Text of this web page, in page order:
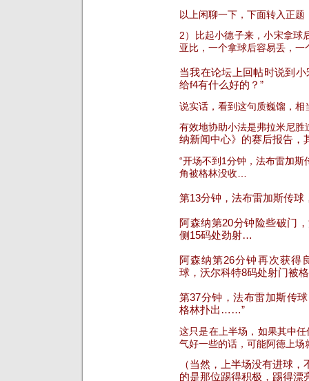
以上闲聊一下，下面转入正
2）比起小德子来，小宋拿球
亚比，一个拿球后容易丢，一
当我在论坛上回帖时说到
给f4有什么好的？”
说实话，看到这句质巍馏，相
有效地协助小法是弗拉米尼
纳新闻中心》的赛后报告，
“开场不到1分钟，法布雷加
角被格林没收…
第13分钟，法布雷加斯传
阿森纳第20分钟险些破门
侧15码处劲射…
阿森纳第26分钟再次获得
球，沃尔科特8码处射门被
第37分钟，法布雷加斯传
格林扑出……”
这只是在上半场，如果其中任
气好一些的话，可能阿德上
（当然，上半场没有进球，
的是那位踢得积极，踢得漂